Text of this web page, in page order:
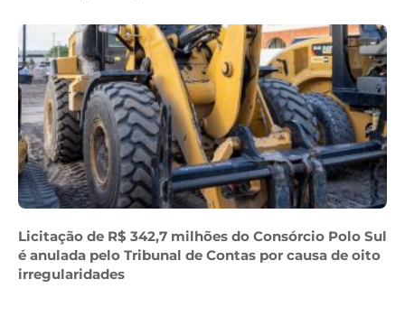
Licitação de R$ 342,7 milhões do Consórcio Polo Sul
é anulada pelo Tribunal de Contas por causa de oito
irregularidades